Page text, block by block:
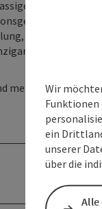
den fairen
und
mehr
Wir
Funktionen
ein
unserer
über die
Alle